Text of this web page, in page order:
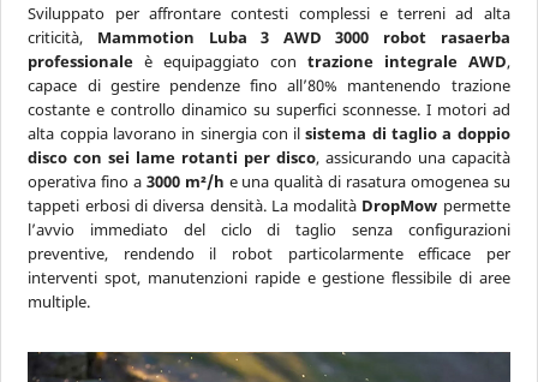
Sviluppato per affrontare contesti complessi e terreni ad alta
criticità, Mammotion Luba 3 AWD 3000 robot rasaerba
professionale è equipaggiato con trazione integrale AWD,
capace di gestire pendenze fino all’80% mantenendo trazione
costante e controllo dinamico su superfici sconnesse. I motori ad
alta coppia lavorano in sinergia con ilsistema di taglio a doppio
disco con sei lame rotanti per disco, assicurando una capacità
operativa fino a 3000 m²/h e una qualità di rasatura omogenea su
tappeti erbosi di diversa densità. La modalità DropMow permette
l’avvio immediato del ciclo di taglio senza configurazioni
preventive, rendendo il robot particolarmente efficace per
interventi spot, manutenzioni rapide e gestione flessibile di aree
multiple.